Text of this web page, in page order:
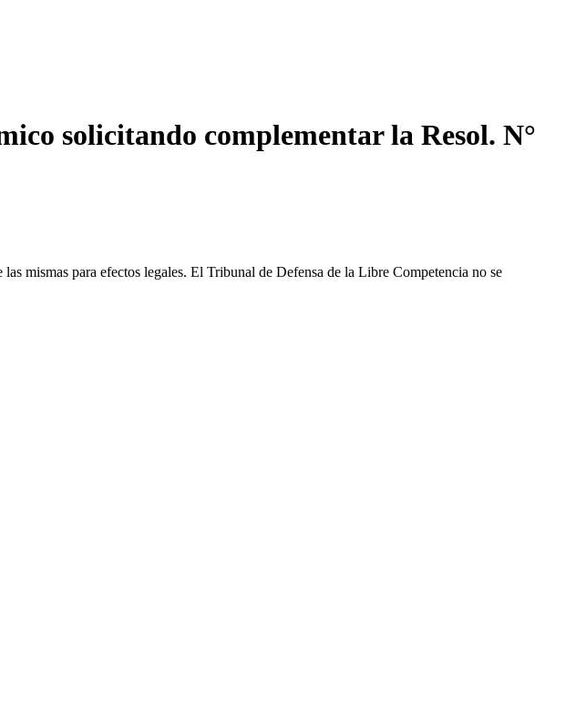
solicitando complementar la Resol. N°
mismas para efectos legales. El Tribunal de Defensa de la Libre Competencia no se